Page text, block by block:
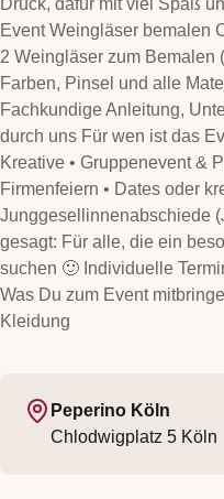
Druck, dafür mit viel Spaß
Event Weingläser bemalen
2 Weingläser zum Bemalen
Farben, Pinsel und alle
Fachkundige Anleitung,
durch uns Für wen ist das
Kreative • Gruppenevent &
Firmenfeiern • Dates oder
Junggesellinnenabschiede
gesagt: Für alle, die ein
suchen 🙂 Individuelle
Was Du zum Event
Kleidung
Peperino Köln
Chlodwigplatz 5 Köln